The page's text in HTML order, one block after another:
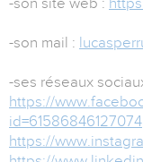
-son mail :
-ses réseaux
https://
id=61586846127074
https://